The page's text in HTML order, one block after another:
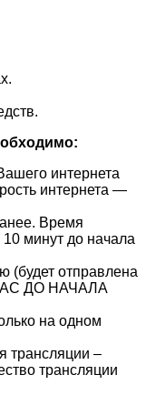
интернета
интернета —
Время
минут до начала
(будет отправлена
ДО НАЧАЛА
на одном
трансляции –
трансляции